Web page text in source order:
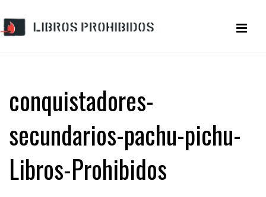
conquistadores-
secundarios-pachu-pichu-
Libros-Prohibidos